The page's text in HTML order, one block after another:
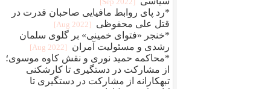
*رد پای روابط مافيایی صاحبان قدرت در
قتل علی محفوظی
[2022 Aug]
*خنجر «فتوای خمینی» بر گلوی سلمان
رشدی و مسئولیت آمران
[2022 Aug]
*محاکمه حمید نوری و نقش کاوه موسوی؛
از مشارکت در دستگیری تا کارشکنی
تبهکارانه از مشارکت در دستگیری تا